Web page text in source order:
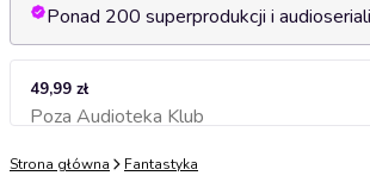
Ponad 200 superprodukcji i audioseriali
49,99 zł
Poza Audioteka KlubDodaj do koszyka
Strona główna Fantastyka